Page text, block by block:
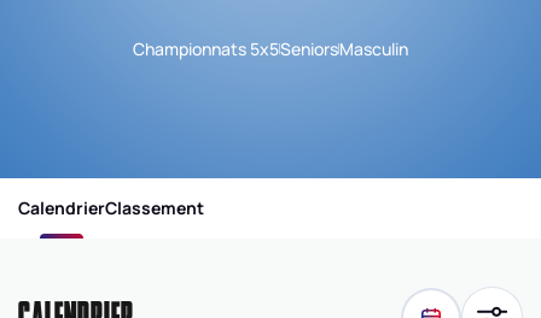
Championnats 5x5SeniorsMasculin
CalendrierClassement